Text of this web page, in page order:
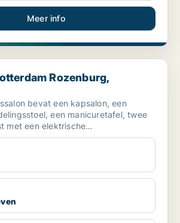
Meer info
Rozenburg, Rotterdam
Rozenburg,
bevat een kapsalon, een
een manicuretafel, twee
met een elektrische
een u...